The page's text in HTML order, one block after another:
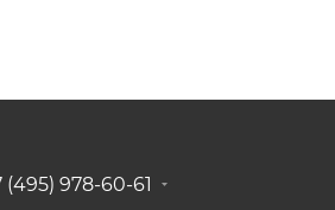
(495) 978-60-61